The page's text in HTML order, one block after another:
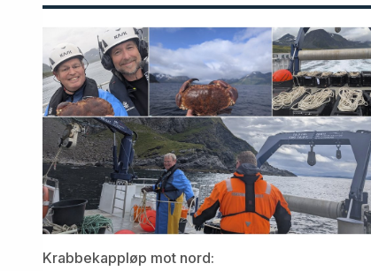
artikler
Krabbekappløp mot nord: